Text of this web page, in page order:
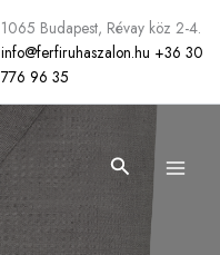
1065 Budapest, Révay köz 2-4.
info@ferfiruhaszalon.hu +36 30
776 96 35
Search